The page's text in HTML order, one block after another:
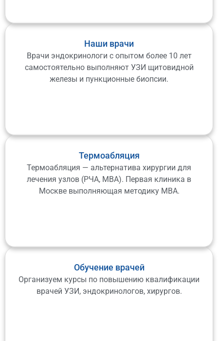
Наши врачи
Врачи эндокринологи с опытом более 10 лет
самостоятельно выполняют УЗИ щитовидной
железы и пункционные биопсии.
Термоабляция
Термоабляция — альтернатива хирургии для
лечения узлов (РЧА, МВА). Первая клиника в
Москве выполняющая методику МВА.
Обучение врачей
Организуем курсы по повышению квалификации
врачей УЗИ, эндокринологов, хирургов.